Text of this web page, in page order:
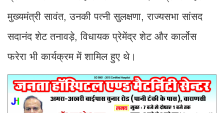
मुख्यमंत्री सावंत, उनकी पत्नी सुलक्षणा, राज्यसभा सांसद
सदानंद शेट तनावड़े, विधायक प्रेमेंद्र शेट और कार्लोस
फरेरा भी कार्यक्रम में शामिल हुए थे।